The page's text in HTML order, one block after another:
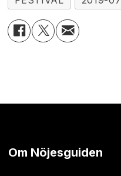
Om Nöjesguiden